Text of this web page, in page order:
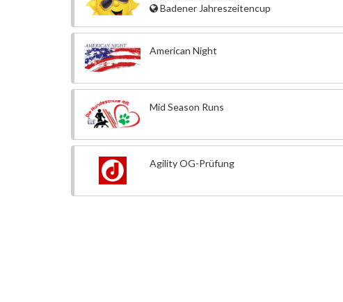
Badener Jahreszeitencup
American Night
Mid Season Runs
Agility OG-Prüfung